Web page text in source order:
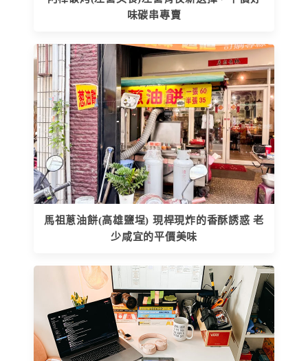
味碳串專賣
馬祖蔥油餅(高雄鹽埕) 現桿現炸的香酥誘惑 老
少咸宜的平價美味